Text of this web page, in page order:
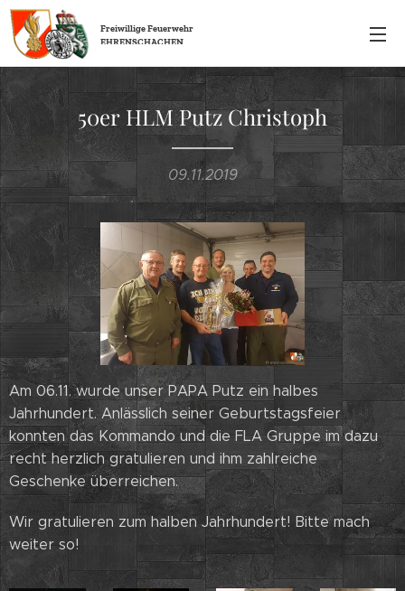
FreiwilligeFeuerwehr
EHRENSCHACHEN
50er HLM Putz Christoph
09.11.2019
Am 06.11. wurde unser PAPA Putz ein halbes
Jahrhundert. Anlässlich seiner Geburtstagsfeier
konnten das Kommando und die FLA Gruppe im dazu
recht herzlich gratulieren und ihm zahlreiche
Geschenke überreichen.
Wir gratulieren zum halben Jahrhundert! Bitte mach
weiter so!